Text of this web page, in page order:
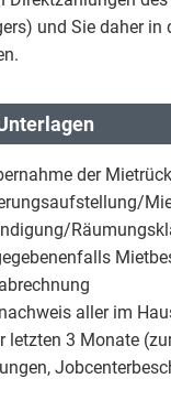
und Sie daher in
der
aller im
letzten 3 Monate